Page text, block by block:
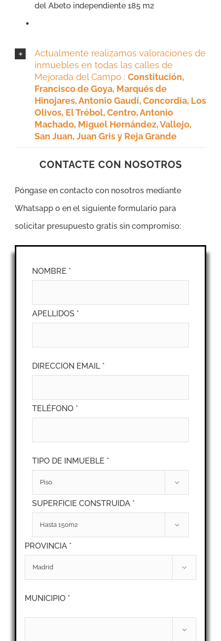
del Abeto independiente 185 m2
Actualmente realizamos valoraciones de
inmuebles en todas las calles de
Mejorada del Campo : Constitución,
Francisco de Goya, Marqués de
Hinojares, Antonio Gaudí, Concordia, Los
Olivos, El Trébol,Centro, Antonio
Machado, Miguel Hernández, Vallejo,
San Juan, Juan Gris y Reja Grande
CONTACTE CON NOSOTROS
Póngase en contacto con nosotros mediante
Whatsapp o en el siguiente formulario para
solicitar presupuesto gratis sin compromiso:
NOMBRE *
APELLIDOS *
DIRECCION EMAIL *
TELÉFONO *
TIPO DE INMUEBLE *

SUPERFICIE CONSTRUIDA *

PROVINCIA *

MUNICIPIO *
